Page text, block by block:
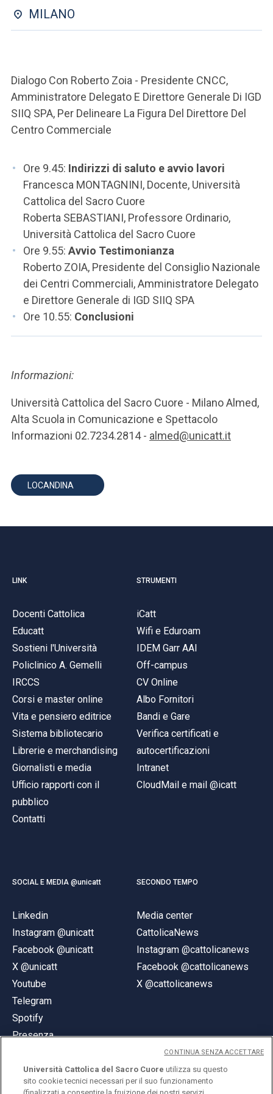
SEI UN DOCENTE O UN MEMBRO DELLO STAFF
MILANO
Dialogo Con Roberto Zoia - Presidente CNCC,
Amministratore Delegato E Direttore Generale Di IGD
SIIQ SPA, Per Delineare La Figura Del Direttore Del
Centro Commerciale
Ore 9.45: Indirizzi di saluto e avvio lavori
Francesca MONTAGNINI, Docente, Università
Cattolica del Sacro Cuore
Roberta SEBASTIANI, Professore Ordinario,
Università Cattolica del Sacro Cuore
Ore 9.55: Avvio Testimonianza
Roberto ZOIA, Presidente del Consiglio Nazionale
dei Centri Commerciali, Amministratore Delegato
e Direttore Generale di IGD SIIQ SPA
Ore 10.55: Conclusioni
Informazioni:
Università Cattolica del Sacro Cuore - Milano Almed,
Alta Scuola in Comunicazione e Spettacolo
Informazioni 02.7234.2814 - almed@unicatt.it
LOCANDINA
LINK
Docenti Cattolica
Educatt
Sostieni l'Università
Policlinico A. Gemelli
IRCCS
Corsi e master online
Vita e pensiero editrice
Sistema bibliotecario
Librerie e merchandising
Giornalisti e media
Ufficio rapporti con il
pubblico
Contatti
STRUMENTI
iCatt
Wifi e Eduroam
IDEM Garr AAI
Off-campus
CV Online
Albo Fornitori
Bandi e Gare
Verifica certificati e
autocertificazioni
Intranet
CloudMail e mail @icatt
SOCIAL E MEDIA @unicatt
Linkedin
Instagram @unicatt
Facebook @unicatt
X @unicatt
Youtube
Telegram
Spotify
Presenza
SECONDO TEMPO
Media center
CattolicaNews
Instagram @cattolicanews
Facebook @cattolicanews
X @cattolicanews
Università Cattolica del Sacro Cuore utilizza su questo
sito cookie tecnici necessari per il suo funzionamento
CONTINUA SENZA ACCETTARE